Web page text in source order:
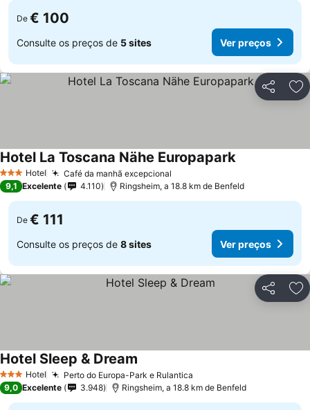
De € 100
Consulte os preços de 5 sites Ver preços
Partilhar
3 EstrelasHotel Café da manhã excepcional
Hotel La Toscana Nähe Europapark
9,1 Excelente 4.110 Ringsheim, a 18.8 km de Benfeld
De € 111
Consulte os preços de 8 sites Ver preços
Partilhar
3 EstrelasHotel Perto do Europa-Park e Rulantica
Hotel Sleep & Dream
9,0 Excelente 3.948 Ringsheim, a 18.8 km de Benfeld